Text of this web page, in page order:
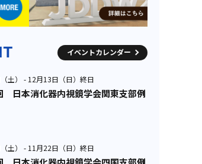
イベントカレンダー
土） - 12月13日（日）終日
日本消化器内視鏡学会関東支部例
土） - 11月22日（日）終日